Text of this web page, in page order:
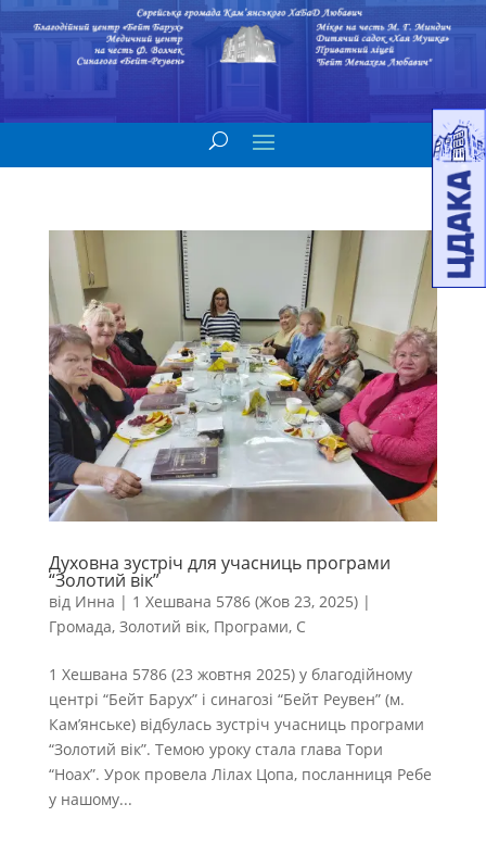
Духовна зустріч для учасниць програми
“Золотий вік”
від Инна | 1 Хешвана 5786 (Жов 23, 2025)|
Громада, Золотий вік, Програми, С
1 Хешвана 5786 (23 жовтня 2025) у благодійному
центрі “Бейт Барух” і синагозі “Бейт Реувен” (м.
Кам’янське) відбулась зустріч учасниць програми
“Золотий вік”. Темою уроку стала глава Тори
“Ноах”. Урок провела Лілах Цопа, посланниця Ребе
у нашому...